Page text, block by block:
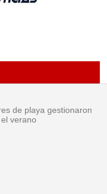
de playa gestionaron
verano